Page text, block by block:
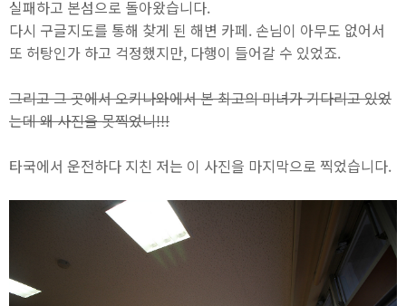
실패하고 본섬으로 돌아왔습니다.
다시 구글지도를 통해 찾게 된 해변 카페. 손님이 아무도 없어서
또 허탕인가 하고 걱정했지만, 다행이 들어갈 수 있었죠.
그리고 그 곳에서 오키나와에서 본 최고의 미녀가 기다리고 있었
는데 왜 사진을 못찍었니!!!
타국에서 운전하다 지친 저는 이 사진을 마지막으로 찍었습니다.